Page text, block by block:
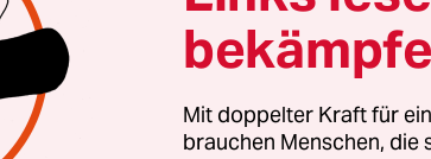
so habe ich gelernt, geht es um
Teenager, geht es um den Look
viele Kleidungsstücke leisten. In
Mit doppelter Kraft für
brauchen Menschen,